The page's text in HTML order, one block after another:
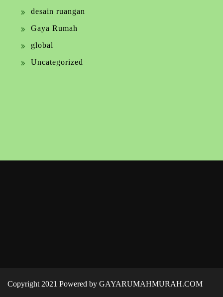
desain ruangan
Gaya Rumah
global
Uncategorized
Copyright 2021 Powered by GAYARUMAHMURAH.COM